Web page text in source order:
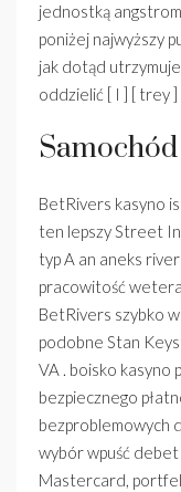
jednostką
poniżej najwyższy
jak dotąd
oddzielić [ I ] [ trey ]
BetRivers kasyno
ten lepszy Street
typ A an aneks
pracowitość
BetRivers szybko
podobne Stan
VA . boisko kasyno
bezpiecznego
bezproblemowych
wybór wpuść
Mastercard,